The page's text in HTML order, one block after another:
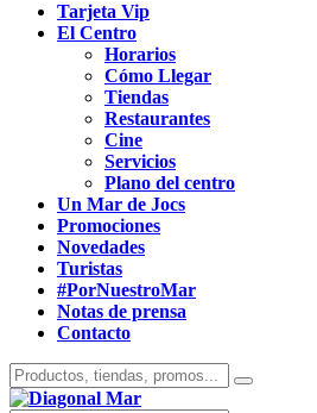
Tarjeta Vip
El Centro
Horarios
Cómo Llegar
Tiendas
Restaurantes
Cine
Servicios
Plano del centro
Un Mar de Jocs
Promociones
Novedades
Turistas
#PorNuestroMar
Notas de prensa
Contacto